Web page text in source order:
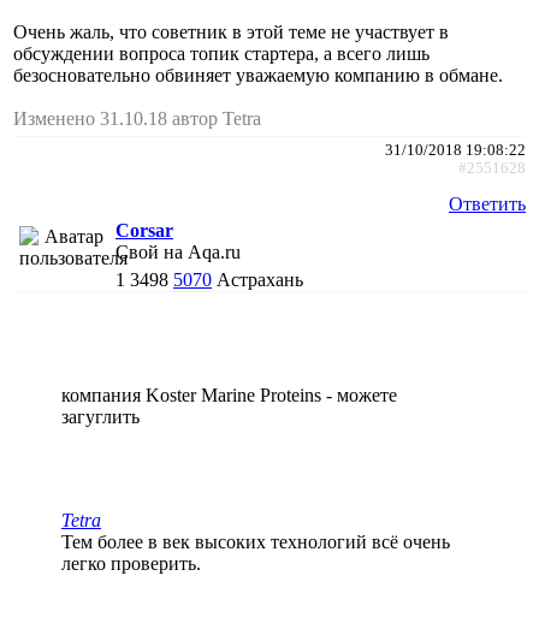
Очень жаль, что советник в этой теме не участвует в
обсуждении вопроса топик стартера, а всего лишь
безосновательно обвиняет уважаемую компанию в обмане.
Изменено 31.10.18 автор Tetra
31/10/2018 19:08:22
#2551628
Ответить
Corsar
Свой на Aqa.ru
1 3498 5070 Астрахань
компания Koster Marine Proteins - можете
загуглить
Tetra
Тем более в век высоких технологий всё очень
легко проверить.